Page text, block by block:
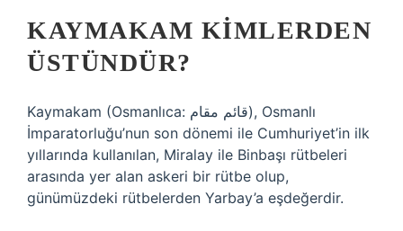
KAYMAKAM KIMLERDEN
ÜSTÜNDÜR?
Kaymakam (Osmanlıca: قائم مقام), Osmanlı
İmparatorluğu’nun son dönemi ile Cumhuriyet’in ilk
yıllarında kullanılan, Miralay ile Binbaşı rütbeleri
arasında yer alan askeri bir rütbe olup,
günümüzdeki rütbelerden Yarbay’a eşdeğerdir.